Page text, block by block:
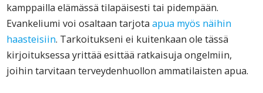
kamppailla elämässä tilapäisesti tai pidempään.
Evankeliumi voi osaltaan tarjotaapua myös näihin
haasteisiin. Tarkoitukseni ei kuitenkaan ole tässä
kirjoituksessa yrittää esittää ratkaisuja ongelmiin,
joihin tarvitaan terveydenhuollon ammatilaisten apua.